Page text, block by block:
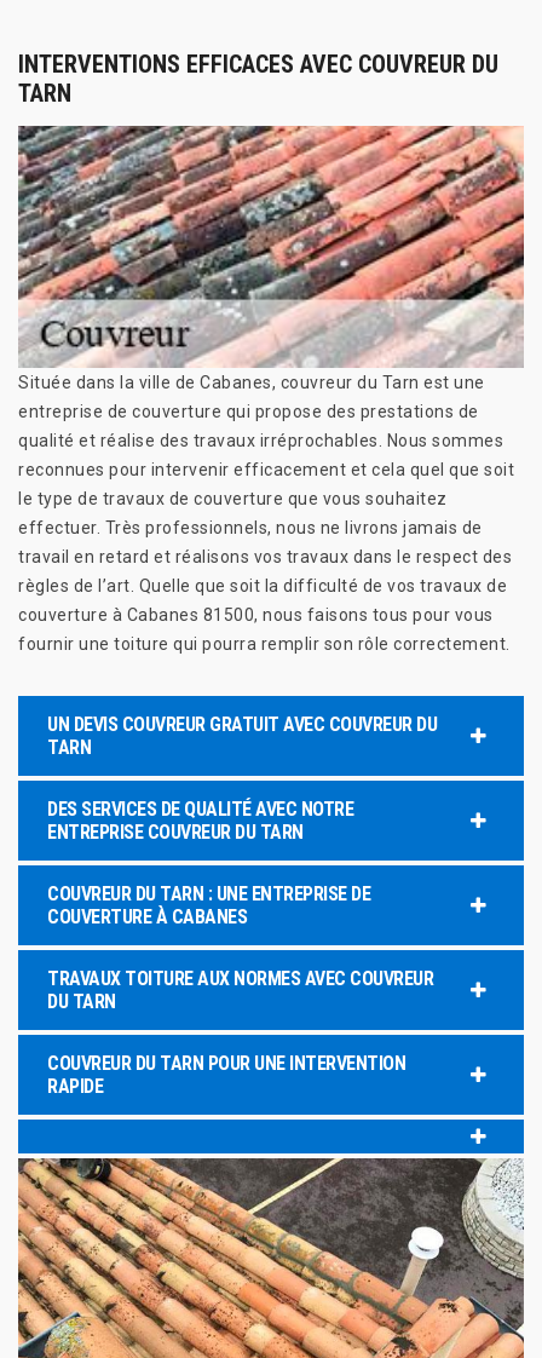
INTERVENTIONS EFFICACES AVEC COUVREUR DU
TARN
Située dans la ville de Cabanes, couvreur du Tarn est une
entreprise de couverture qui propose des prestations de
qualité et réalise des travaux irréprochables. Nous sommes
reconnues pour intervenir efficacement et cela quel que soit
le type de travaux de couverture que vous souhaitez
effectuer. Très professionnels, nous ne livrons jamais de
travail en retard et réalisons vos travaux dans le respect des
règles de l’art. Quelle que soit la difficulté de vos travaux de
couverture à Cabanes 81500, nous faisons tous pour vous
fournir une toiture qui pourra remplir son rôle correctement.
UN DEVIS COUVREUR GRATUIT AVEC COUVREUR DU
TARN
DES SERVICES DE QUALITÉ AVEC NOTRE
ENTREPRISE COUVREUR DU TARN
COUVREUR DU TARN : UNE ENTREPRISE DE
COUVERTURE À CABANES
TRAVAUX TOITURE AUX NORMES AVEC COUVREUR
DU TARN
COUVREUR DU TARN POUR UNE INTERVENTION
RAPIDE